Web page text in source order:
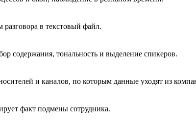
в текстовый файл.
содержания, тональность и выделение спикеров.
и каналов, по которым данные уходят из
факт подмены сотрудника.